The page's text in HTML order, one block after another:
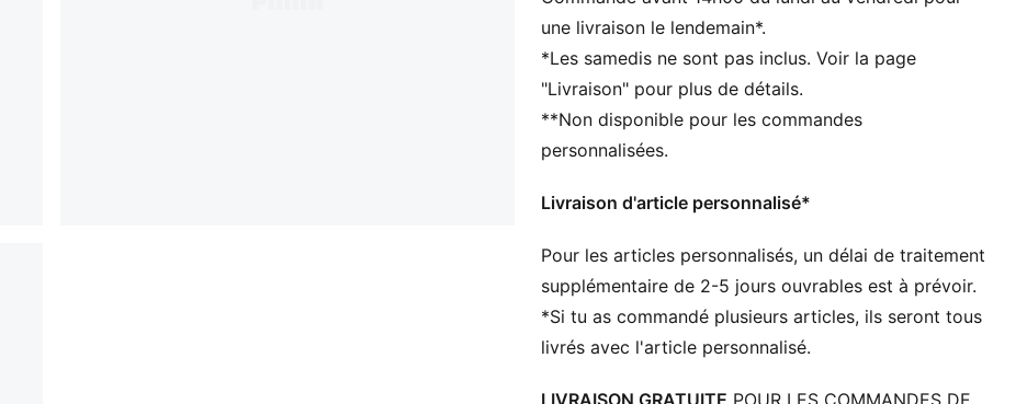
Col rond
Détails brandés PUMA
une livraison le lendemain*.
*Les samedis ne sont pas inclus. Voir la page
"Livraison" pour plus de détails.
**Non disponible pour les commandes
personnalisées.
Livraison d'article personnalisé*
Pour les articles personnalisés, un délai de traitement
supplémentaire de 2-5 jours ouvrables est à prévoir.
*Si tu as commandé plusieurs articles, ils seront tous
livrés avec l'article personnalisé.
LIVRAISON GRATUITE POUR LES COMMANDES DE